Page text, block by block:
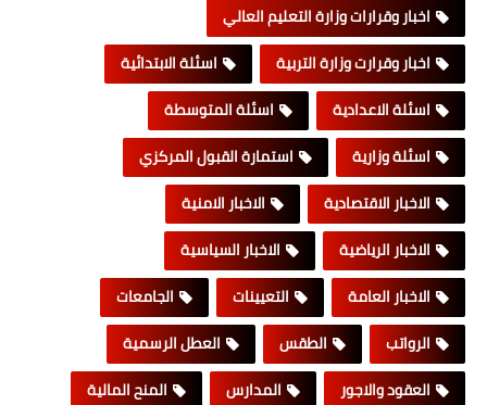
اخبار وقرارات وزارة التعليم العالي
اخبار وقرارت وزارة التربية
اسئلة الابتدائية
اسئلة الاعدادية
اسئلة المتوسطة
اسئلة وزارية
استمارة القبول المركزي
الاخبار الاقتصادية
الاخبار الامنية
الاخبار الرياضية
الاخبار السياسية
الاخبار العامة
التعيينات
الجامعات
الرواتب
الطقس
العطل الرسمية
العقود والاجور
المدارس
المنح المالية